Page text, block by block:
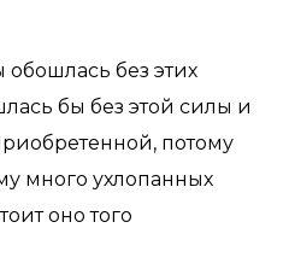
обошлась без этих
бы без этой силы и
потому
много ухлопанных
оно того